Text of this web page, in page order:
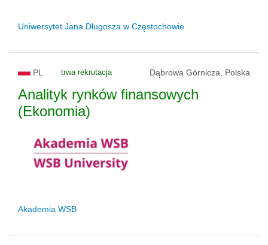
Uniwersytet Jana Długosza w Częstochowie
PL trwa rekrutacja Dąbrowa Górnicza, Polska
Analityk rynków finansowych
(Ekonomia)
Akademia WSB